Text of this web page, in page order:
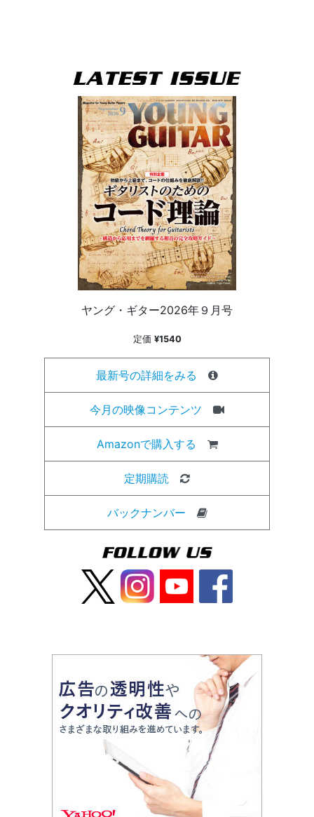
ヤング・ギター2026年９月号
定価 ¥1540
最新号の詳細をみる
今月の映像コンテンツ
Amazonで購入する
定期購読
バックナンバー